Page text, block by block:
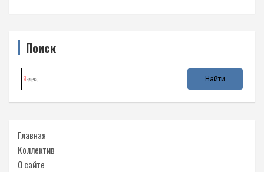
Поиск
Главная
Коллектив
О сайте